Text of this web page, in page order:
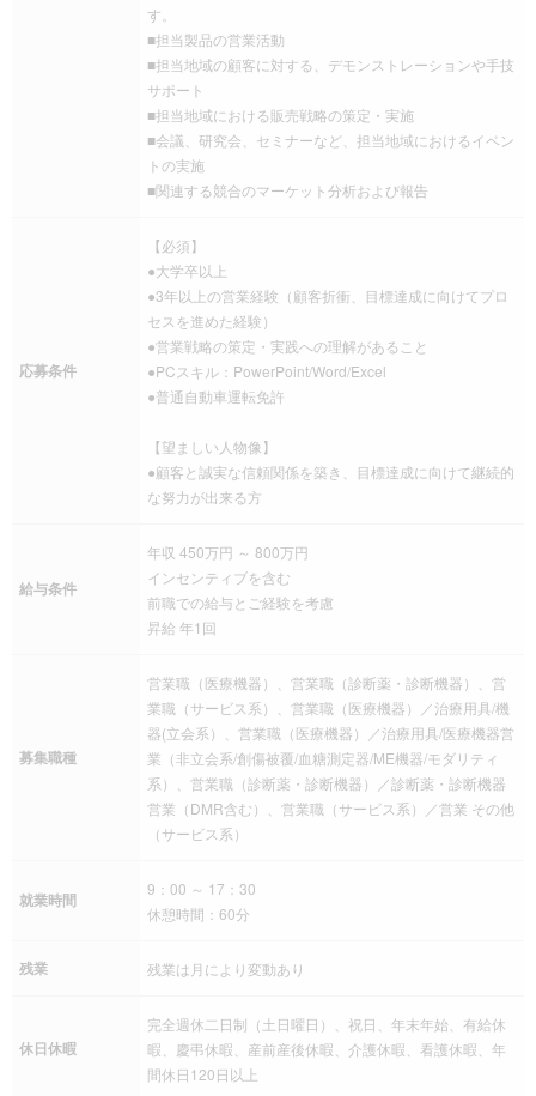
す。
■担当製品の営業活動
■担当地域の顧客に対する、デモンストレーションや手技
サポート
■担当地域における販売戦略の策定・実施
■会議、研究会、セミナーなど、担当地域におけるイベン
トの実施
■関連する競合のマーケット分析および報告
応募条件
【必須】
●大学卒以上
●3年以上の営業経験（顧客折衝、目標達成に向けてプロ
セスを進めた経験）
●営業戦略の策定・実践への理解があること
●PCスキル：PowerPoint/Word/Excel
●普通自動車運転免許
【望ましい人物像】
●顧客と誠実な信頼関係を築き、目標達成に向けて継続的
な努力が出来る方
給与条件
年収 450万円 ～ 800万円
インセンティブを含む
前職での給与とご経験を考慮
昇給 年1回
募集職種
営業職（医療機器）、営業職（診断薬・診断機器）、営
業職（サービス系）、営業職（医療機器）／治療用具/機
器(立会系）、営業職（医療機器）／治療用具/医療機器営
業（非立会系/創傷被覆/血糖測定器/ME機器/モダリティ
系）、営業職（診断薬・診断機器）／診断薬・診断機器
営業（DMR含む）、営業職（サービス系）／営業 その他
（サービス系）
就業時間
9：00 ～ 17：30
休憩時間：60分
残業 残業は月により変動あり
休日休暇
完全週休二日制（土日曜日）、祝日、年末年始、有給休
暇、慶弔休暇、産前産後休暇、介護休暇、看護休暇、年
間休日120日以上